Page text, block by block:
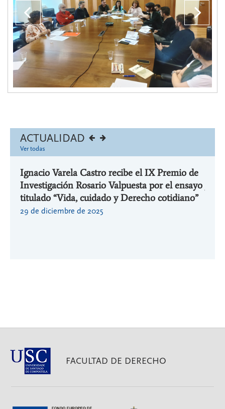
Anterior
ACTUALIDAD
Ver todas
Ignacio Varela Castro recibe el IX Premio de
Investigación Rosario Valpuesta por el ensayo
titulado “Vida, cuidado y Derecho cotidiano”
29 de diciembre de 2025
FACULTAD DE DERECHO